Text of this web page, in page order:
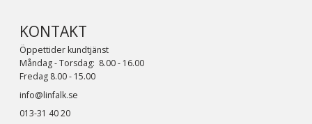
KONTAKT
Öppettider kundtjänst
Måndag - Torsdag: 8.00 - 16.00
Fredag 8.00 - 15.00
info@linfalk.se
013-31 40 20